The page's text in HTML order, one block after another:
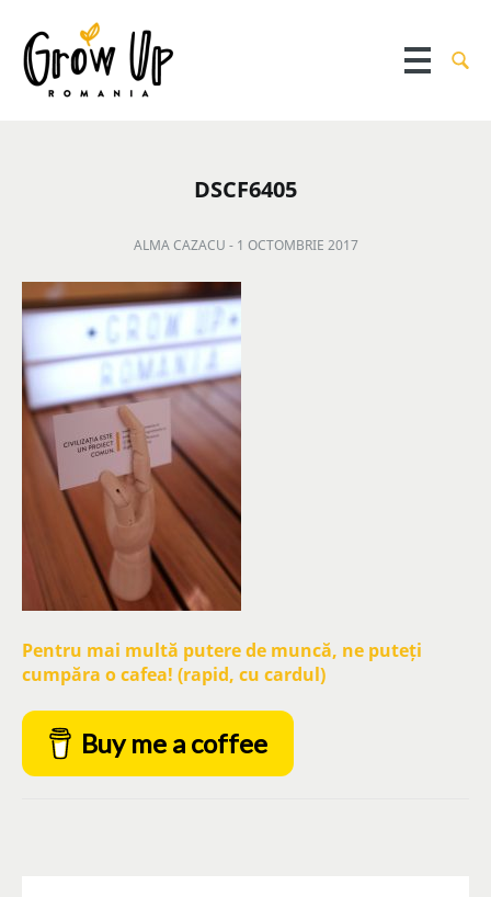
DSCF6405
ALMA CAZACU - 1 OCTOMBRIE 2017
Pentru mai multă putere de muncă, ne puteți
cumpăra o cafea! (rapid, cu cardul)
Buy me a coffee